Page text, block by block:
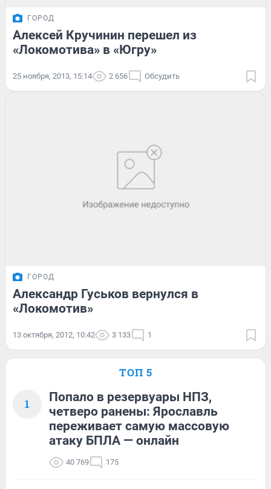
ГОРОД
Алексей Кручинин перешел из
«Локомотива» в «Югру»
25 ноября, 2013, 15:14 2 656 Обсудить
ГОРОД
Александр Гуськов вернулся в
«Локомотив»
13 октября, 2012, 10:42 3 133 1
ТОП 5
1
Попало в резервуары НПЗ,
четверо ранены: Ярославль
переживает самую массовую
атаку БПЛА — онлайн
40 769 175